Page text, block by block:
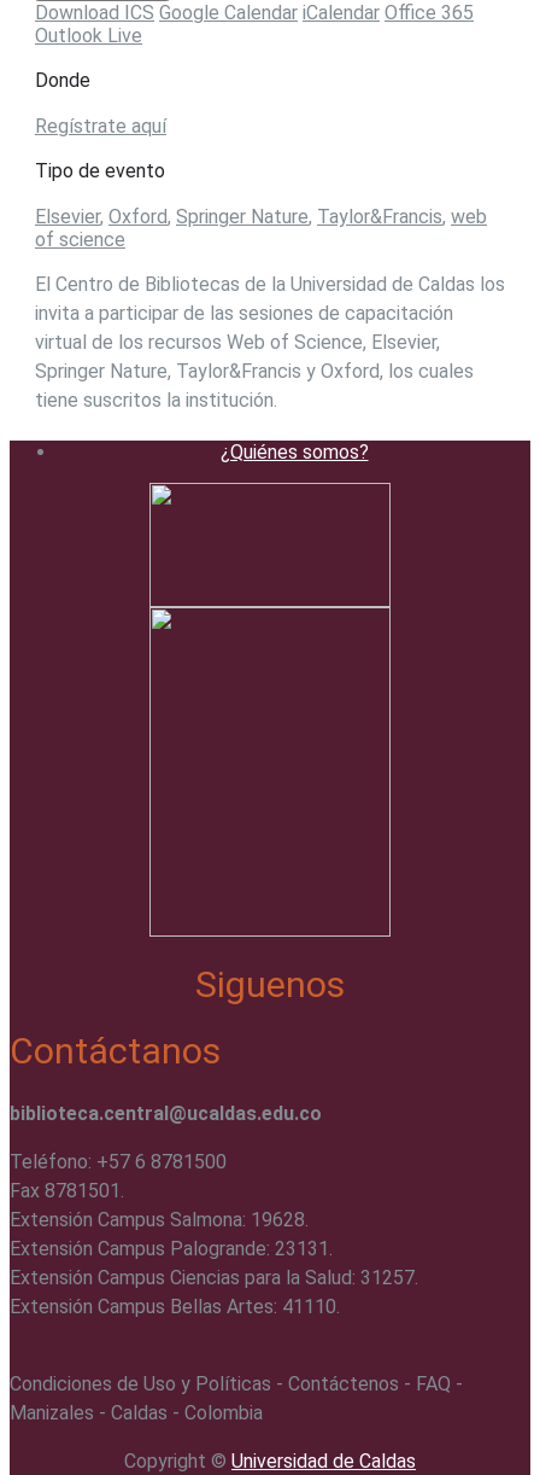
Download ICS Google Calendar iCalendar Office 365
Outlook Live
Donde
Regístrate aquí
Tipo de evento
Elsevier, Oxford, Springer Nature, Taylor&Francis, web
of science
El Centro de Bibliotecas de la Universidad de Caldas los
invita a participar de las sesiones de capacitación
virtual de los recursos Web of Science, Elsevier,
Springer Nature, Taylor&Francis y Oxford, los cuales
tiene suscritos la institución.
¿Quiénes somos?
Siguenos
Contáctanos
biblioteca.central@ucaldas.edu.co
Teléfono: +57 6 8781500
Fax 8781501.
Extensión Campus Salmona: 19628.
Extensión Campus Palogrande: 23131.
Extensión Campus Ciencias para la Salud: 31257.
Extensión Campus Bellas Artes: 41110.
Condiciones de Uso y Políticas - Contáctenos - FAQ -
Manizales - Caldas - Colombia
Copyright ©️ Universidad de Caldas